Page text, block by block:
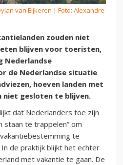
van Eijkeren | Foto: Alexandre
zouden niet
blijven voor toeristen,
Nederlandse
de Nederlandse situatie
hoeven landen met
niet gesloten te blijven.
dat Nederlanders toe zijn
staan te trappelen” om
te
In de praktijk blijkt het echter
met vakantie te gaan. De